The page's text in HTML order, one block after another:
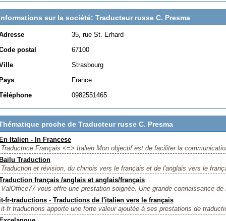
sur la société: Traducteur russe C. Presma
35, rue St. Erhard
postal
67100
Strasbourg
France
0982551465
proche de Traducteur russe C. Presma
Italien - In Francese
Traductrice Français <=> Italien Mon objectif est de faciliter la
Traduction
Traduction et révision, du chinois vers le français et de l'anglais vers le
français /anglais et anglais/français
ValOffice77 vous offre une prestation soignée. Une grande connaissance
fr-traductions - Traductions de l'italien vers le français
it-fr traductions apporte une forte valeur ajoutée à ses prestations de